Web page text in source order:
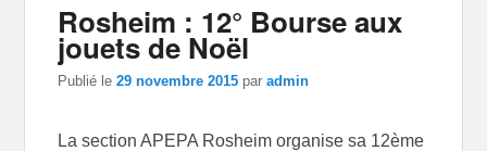
Rosheim : 12° Bourse aux
jouets de Noël
Publié le29 novembre 2015 paradmin
La section APEPA Rosheim organise sa 12ème